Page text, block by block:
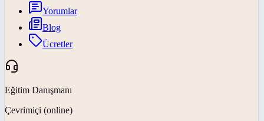
Yorumlar
Blog
Ücretler
Eğitim Danışmanı
Çevrimiçi (online)